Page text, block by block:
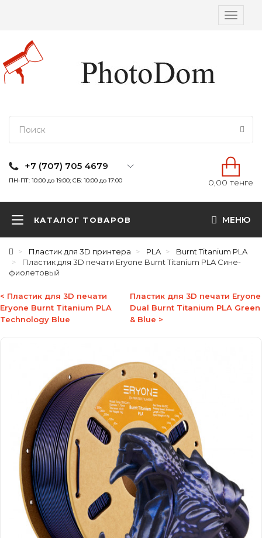
Вкл/
+7 (707) 705 4679
ПН-ПТ: 10:00 до 19:00; СБ: 10:00 до 17:00 0,00 тенге
КАТАЛОГ ТОВАРОВ МЕНЮ
Пластик для 3D принтера PLA
Burnt Titanium PLA
Пластик для 3D печати Eryone Burnt Titanium PLA Сине-
фиолетовый
< Пластик для 3D печати
Eryone Burnt Titanium PLA
Technology Blue
Пластик для 3D печати Eryone
Dual Burnt Titanium PLA Green
& Blue >